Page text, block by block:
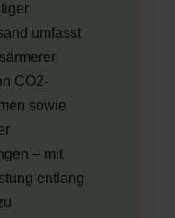
umfasst
CO2-
sowie
– mit
entlang